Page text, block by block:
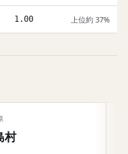
1.00 上位約 37%
村